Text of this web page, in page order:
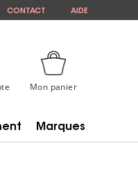
CONTACT AIDE
Mon panier
Marques